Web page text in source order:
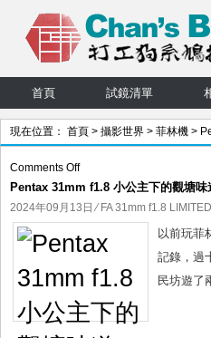
首頁 試鏡清單
現在位置： 首頁 > 攝影世界 > 菲林機 >
Comments Offon
Pentax
31mm
f1.8
小
主
下
的
Pentax 31mm f1.8 小公主下的觀塘味
2024年09月13日 ⁄ FA 31mm f1.8 LIMITED
以前玩菲
記錄，過
民坊遊了